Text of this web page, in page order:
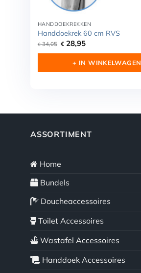
HANDDOEKREKKEN
Handdoekrek 60 cm RVS
€34,05 Oorspronkelijke
€ 34,05.
€ 28,95Huidige
€ 28,95.
+ IN WINKELWAGEN
ASSORTIMENT
Home
Bundels
Doucheaccessoires
Toilet Accessoires
Wastafel Accessoires
Handdoek Accessoires